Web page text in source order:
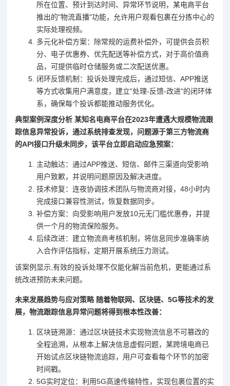
所在位置、预计到达时间、异常环节说明，某电商平台
推出的"物流直播"功能，允许用户观看包裹在分拣中心的
实际处理视频。
多元化补偿方案：除常规的运费补偿外，可提供会员积
分、电子优惠券、优先配送等补偿方式，对于高价值商
品，可提供临时仓储服务或二次配送优惠。
闭环反馈机制：投诉处理完成后，通过短信、APP推送
等方式收集用户满意度，建立"处理-反馈-改进"的闭环体
系，确保每个投诉都能推动服务优化。
典型案例深度分析 某知名电商平台在2023年遭遇大规模物流跟
踪信息异常投诉，通过系统排查发现，问题源于第三方物流商
的API接口升级未同步，该平台立即启动应急预案：
主动触达：通过APP推送、短信、邮件三渠道向受影响
用户致歉，并说明问题原因及解决进度。
技术修复：连夜协调技术团队与物流商对接，48小时内
完成接口兼容性测试，恢复数据同步。
补偿方案：向受影响用户发放10元无门槛优惠券，并提
供一个月的物流保险服务。
后续改进：建立物流商考核机制，将信息同步准确率纳
入合作评估指标，定期开展系统压力测试。
该案例显示,有效的投诉处理不仅能化解当前危机，更能通过系
统改进预防未来问题。
未来发展趋势与应对策略 随着物联网、区块链、5G等技术的发
展，物流跟踪信息异常问题将得到根本性改善：
区块链溯源：通过区块链技术实现物流信息不可篡改的
全程追溯，从根本上解决信息虚假问题，某跨境电商已
开始试点区块链物流追踪，用户可查看每个环节的加密
时间戳。
5G实时定位：利用5G高速传输特性，实现包裹位置的实